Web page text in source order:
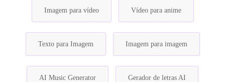
Imagem para vídeo Vídeo para anime
Texto para Imagem Imagem para imagem
AI Music Generator Gerador de letras AI